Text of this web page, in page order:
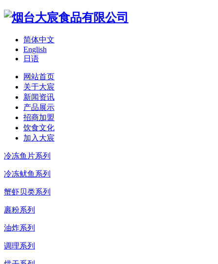
简体中文
English
日语
网站首页
关于大宸
新闻资讯
产品展示
招商加盟
饮食文化
加入大宸
冷冻鱼片系列
冷冻鱿鱼系列
蟹虾贝类系列
裹粉系列
油炸系列
调理系列